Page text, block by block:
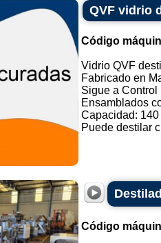
QVF vidrio
Código
Vidrio QVF
Fabricado en
Sigue a
Ensamblados
Capacidad: 140
Puede destilar
Código